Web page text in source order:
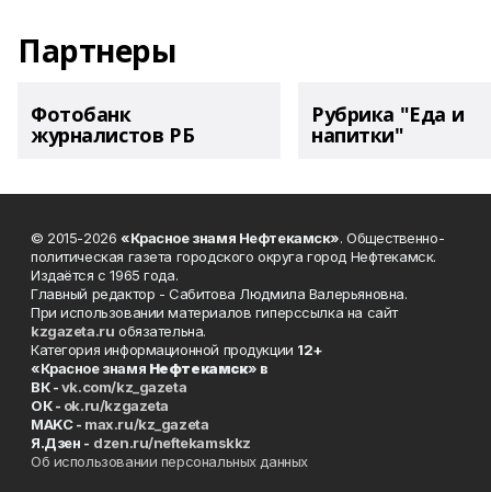
Партнеры
Фотобанк
журналистов РБ
Рубрика "Еда и
напитки"
© 2015-2026 «Красное знамя Нефтекамск». Общественно-
политическая газета городского округа город Нефтекамск.
Издаётся с 1965 года.
Главный редактор - Сабитова Людмила Валерьяновна.
При использовании материалов гиперссылка на сайт
kzgazeta.ru обязательна.
Категория информационной продукции 12+
«Красное знамя Нефтекамск» в
ВК -vk.com/kz_gazeta
ОК - ok.ru/kzgazeta
MAKC - max.ru/kz_gazeta
Я.Дзен - dzen.ru/neftekamskkz
Об использовании персональных данных